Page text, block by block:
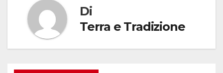
Di
Terra e Tradizione